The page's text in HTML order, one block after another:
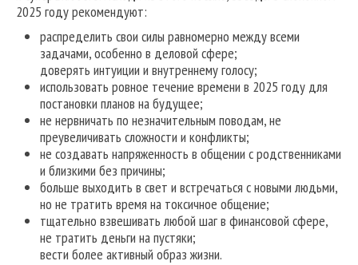
2025 году рекомендуют:
распределить свои силы равномерно между всеми
задачами, особенно в деловой сфере;
доверять интуиции и внутреннему голосу;
использовать ровное течение времени в 2025 году для
постановки планов на будущее;
не нервничать по незначительным поводам, не
преувеличивать сложности и конфликты;
не создавать напряженность в общении с родственниками
и близкими без причины;
больше выходить в свет и встречаться с новыми людьми,
но не тратить время на токсичное общение;
тщательно взвешивать любой шаг в финансовой сфере,
не тратить деньги на пустяки;
вести более активный образ жизни.